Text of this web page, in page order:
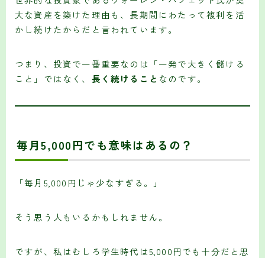
大な資産を築けた理由も、長期間にわたって複利を活
かし続けたからだと言われています。
つまり、投資で一番重要なのは「一発で大きく儲ける
こと」ではなく、 長く続けること なのです。
毎月5,000円でも意味はあるの？
「毎月5,000円じゃ少なすぎる。」
そう思う人もいるかもしれません。
ですが、私はむしろ学生時代は5,000円でも十分だと思